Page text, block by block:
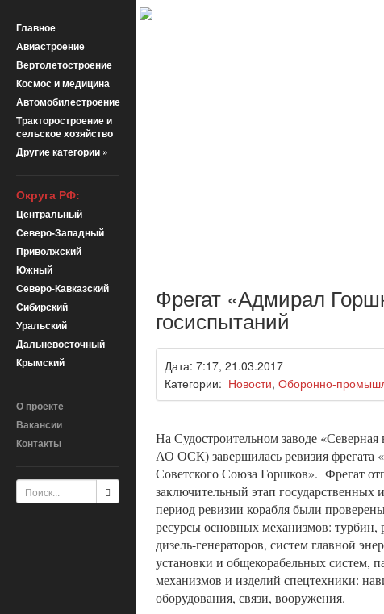
Главное
Авиастроение
Вертолетостроение
Космос и медицина
Автомобилестроение
Тракторостроение и
сельское хозяйство
Другие категории »
Округа РФ:
Центральный
Северо-Западный
Приволжский
Южный
Северо-Кавказский
Сибирский
Уральский
Дальневосточный
Крымский
О проекте
Вакансии
Контакты
Фрегат «Адмирал
госиспытаний
Дата: 7:17, 21.03.2017
Категории: Новости, Оборонно-
На Судостроительном заводе «Северная
АО ОСК) завершилась ревизия фрегата
Советского Союза Горшков». Фрегат
заключительный этап государственных
период ревизии корабля были
ресурсы основных механизмов: турбин,
дизель-генераторов, систем главной
установки и общекорабельных систем,
механизмов и изделий спецтехники:
оборудования, связи, вооружения.